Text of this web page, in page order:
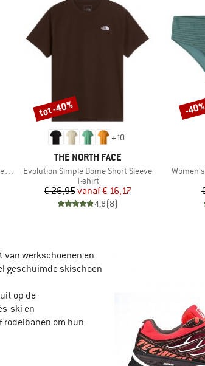
+10
MERK
THE NORTH FACE
Artikel
Evolution Simple Dome Short Sleeve
Productgroep
T-shirt
Prijs
€ 26,95 Verlaagde prijs
vanaf€ 16,17
4,8(8)
Korting
tot -40%
Artikel
-40%
werkschoenen en
geschuimde skischoen
op de
ski en
om hun